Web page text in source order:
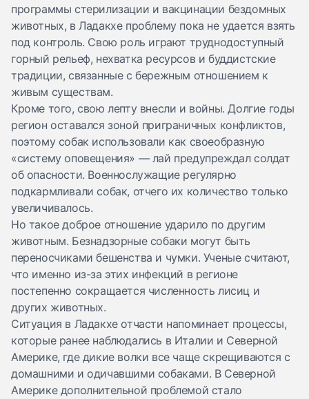
программы стерилизации и вакцинации бездомных
животных, в Ладакхе проблему пока не удается взять
под контроль. Свою роль играют труднодоступный
горный рельеф, нехватка ресурсов и буддистские
традиции, связанные с бережным отношением к
живым существам.
Кроме того, свою лепту внесли и войны. Долгие годы
регион оставался зоной приграничных конфликтов,
поэтому собак использовали как своеобразную
«систему оповещения» — лай предупреждал солдат
об опасности. Военнослужащие регулярно
подкармливали собак, отчего их количество только
увеличивалось.
Но такое доброе отношение ударило по другим
животным. Безнадзорные собаки могут быть
переносчиками бешенства и чумки. Ученые считают,
что именно из-за этих инфекций в регионе
постепенно сокращается численность лисиц и
других животных.
Ситуация в Ладакхе отчасти напоминает процессы,
которые ранее наблюдались в Италии и Северной
Америке, где дикие волки все чаще скрещиваются с
домашними и одичавшими собаками. В Северной
Америке дополнительной проблемой стало